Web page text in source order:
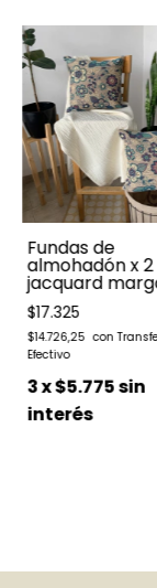
Fundas de
almohadón x 2
jacquard
$17.325
$14.726,25
3x$5.775sin
interés